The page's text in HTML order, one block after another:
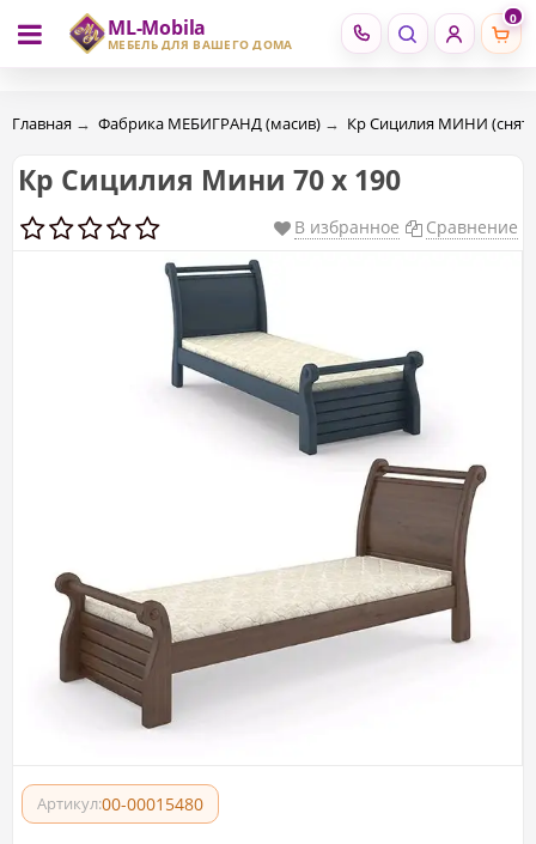
ML-Mobila
МЕБЕЛЬ ДЛЯ ВАШЕГО ДОМА
0
RU RO
Главная → Фабрика МЕБИГРАНД (масив) → Кр Сицилия МИНИ
Кр Сицилия Мини 70 х 190
В избранное Сравнение
Артикул:00-00015480